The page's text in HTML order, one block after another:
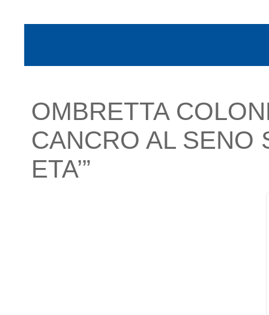
OMBRETTA
CANCRO AL SENO
ETA’”